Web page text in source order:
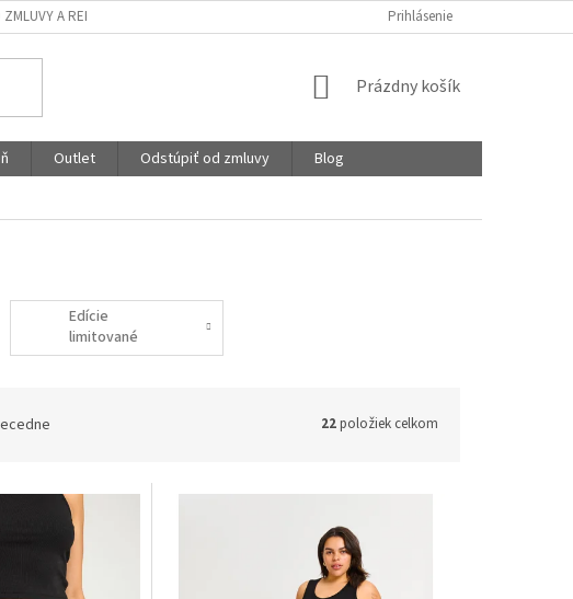
A REKLAMÁCIE STUPNICA SAVOSTI
Prihlásenie
NÁKUPNÝ
Prázdny košík
Outlet Odstúpiť od zmluvy
Blog
Edície
limitované
22položiek celkom